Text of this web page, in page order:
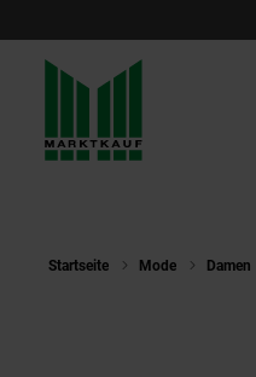
Startseite Mode Damen